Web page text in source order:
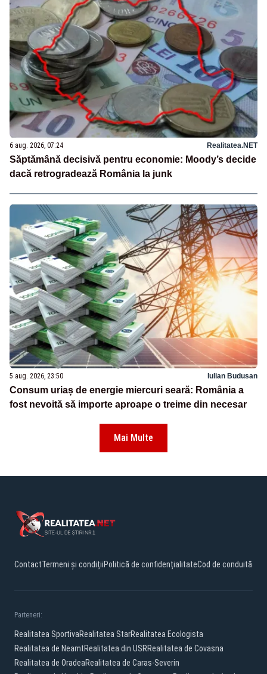
6 aug. 2026, 07:24 Realitatea.NET
Săptămână decisivă pentru economie: Moody’s decide
dacă retrogradează România la junk
5 aug. 2026, 23:50 Iulian Budusan
Consum uriaș de energie miercuri seară: România a
fost nevoită să importe aproape o treime din necesar
Mai Multe
ContactTermeni și condițiiPolitică de confidențialitateCod de conduită
Parteneri:
Realitatea SportivaRealitatea StarRealitatea Ecologista
Realitatea de NeamtRealitatea din USRRealitatea de Covasna
Realitatea de OradeaRealitatea de Caras-Severin